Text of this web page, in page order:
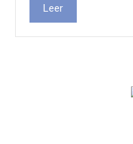
Leer